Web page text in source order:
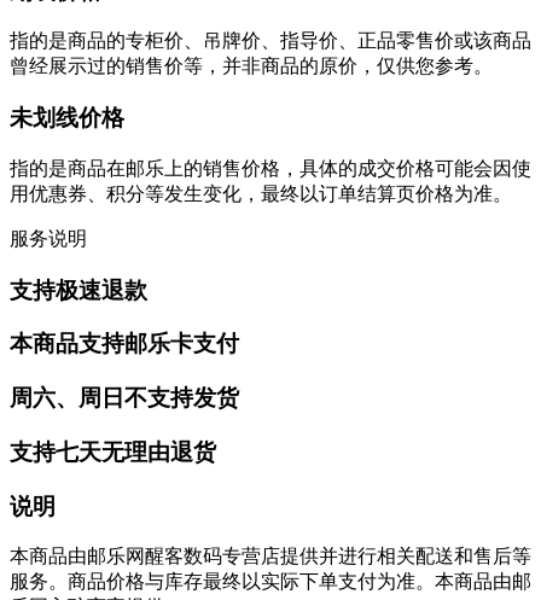
指的是商品的专柜价、吊牌价、指导价、正品零售价或该商品
曾经展示过的销售价等，并非商品的原价，仅供您参考。
未划线价格
指的是商品在邮乐上的销售价格，具体的成交价格可能会因使
用优惠券、积分等发生变化，最终以订单结算页价格为准。
服务说明
支持极速退款
本商品支持邮乐卡支付
周六、周日不支持发货
支持七天无理由退货
说明
本商品由邮乐网醒客数码专营店提供并进行相关配送和售后等
服务。商品价格与库存最终以实际下单支付为准。本商品由邮